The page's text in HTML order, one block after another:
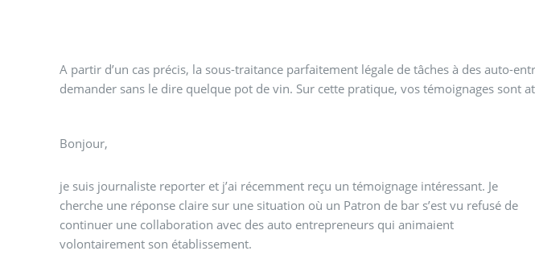
A partir d’un cas précis, la sous-traitance parfaitement légale de tâches à des auto-
demander sans le dire quelque pot de vin. Sur cette pratique, vos témoignages sont
Bonjour,
je suis journaliste reporter et j’ai récemment reçu un témoignage intéressant. Je
cherche une réponse claire sur une situation où un Patron de bar s’est vu refusé de
continuer une collaboration avec des auto entrepreneurs qui animaient
volontairement son établissement.